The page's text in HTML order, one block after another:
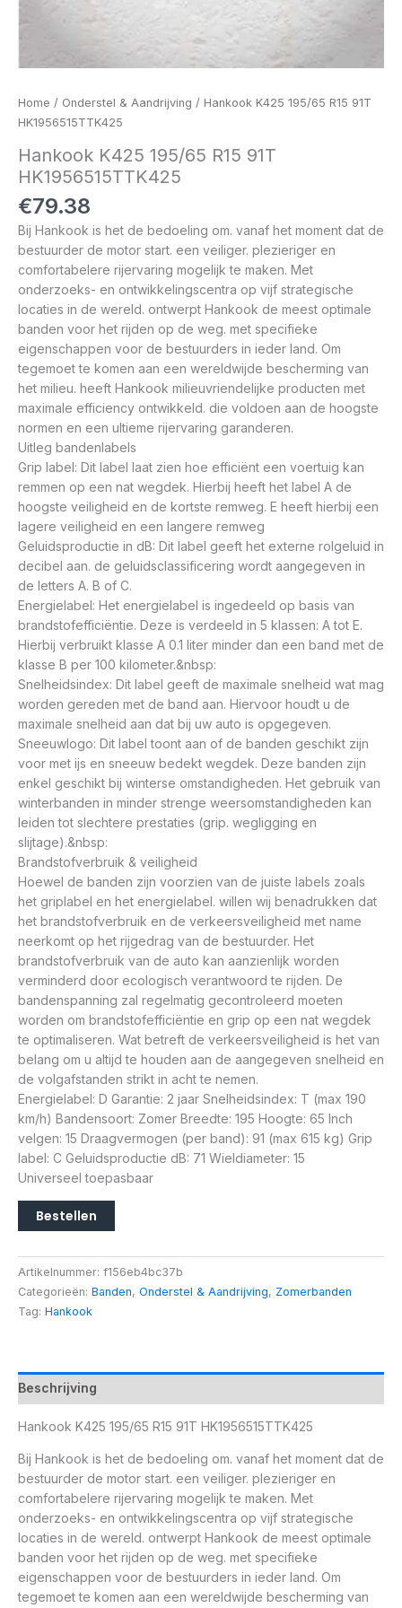
Home / Onderstel & Aandrijving / Hankook K425 195/65 R15 91T
HK1956515TTK425
Hankook K425 195/65 R15 91T
HK1956515TTK425
€79.38
Bij Hankook is het de bedoeling om. vanaf het moment dat de
bestuurder de motor start. een veiliger. plezieriger en
comfortabelere rijervaring mogelijk te maken. Met
onderzoeks- en ontwikkelingscentra op vijf strategische
locaties in de wereld. ontwerpt Hankook de meest optimale
banden voor het rijden op de weg. met specifieke
eigenschappen voor de bestuurders in ieder land. Om
tegemoet te komen aan een wereldwijde bescherming van
het milieu. heeft Hankook milieuvriendelijke producten met
maximale efficiency ontwikkeld. die voldoen aan de hoogste
normen en een ultieme rijervaring garanderen.
Uitleg bandenlabels
Grip label: Dit label laat zien hoe efficiënt een voertuig kan
remmen op een nat wegdek. Hierbij heeft het label A de
hoogste veiligheid en de kortste remweg. E heeft hierbij een
lagere veiligheid en een langere remweg
Geluidsproductie in dB: Dit label geeft het externe rolgeluid in
decibel aan. de geluidsclassificering wordt aangegeven in
de letters A. B of C.
Energielabel: Het energielabel is ingedeeld op basis van
brandstofefficiëntie. Deze is verdeeld in 5 klassen: A tot E.
Hierbij verbruikt klasse A 0.1 liter minder dan een band met de
klasse B per 100 kilometer.&nbsp:
Snelheidsindex: Dit label geeft de maximale snelheid wat mag
worden gereden met de band aan. Hiervoor houdt u de
maximale snelheid aan dat bij uw auto is opgegeven.
Sneeuwlogo: Dit label toont aan of de banden geschikt zijn
voor met ijs en sneeuw bedekt wegdek. Deze banden zijn
enkel geschikt bij winterse omstandigheden. Het gebruik van
winterbanden in minder strenge weersomstandigheden kan
leiden tot slechtere prestaties (grip. wegligging en
slijtage).&nbsp:
Brandstofverbruik & veiligheid
Hoewel de banden zijn voorzien van de juiste labels zoals
het griplabel en het energielabel. willen wij benadrukken dat
het brandstofverbruik en de verkeersveiligheid met name
neerkomt op het rijgedrag van de bestuurder. Het
brandstofverbruik van de auto kan aanzienlijk worden
verminderd door ecologisch verantwoord te rijden. De
bandenspanning zal regelmatig gecontroleerd moeten
worden om brandstofefficiëntie en grip op een nat wegdek
te optimaliseren. Wat betreft de verkeersveiligheid is het van
belang om u altijd te houden aan de aangegeven snelheid en
de volgafstanden strikt in acht te nemen.
Energielabel: D Garantie: 2 jaar Snelheidsindex: T (max 190
km/h) Bandensoort: Zomer Breedte: 195 Hoogte: 65 Inch
velgen: 15 Draagvermogen (per band): 91 (max 615 kg) Grip
label: C Geluidsproductie dB: 71 Wieldiameter: 15
Universeel toepasbaar
Bestellen
Artikelnummer: f156eb4bc37b
Categorieën: Banden, Onderstel & Aandrijving, Zomerbanden
Tag: Hankook
Beschrijving
Hankook K425 195/65 R15 91T HK1956515TTK425
Bij Hankook is het de bedoeling om. vanaf het moment dat de
bestuurder de motor start. een veiliger. plezieriger en
comfortabelere rijervaring mogelijk te maken. Met
onderzoeks- en ontwikkelingscentra op vijf strategische
locaties in de wereld. ontwerpt Hankook de meest optimale
banden voor het rijden op de weg. met specifieke
eigenschappen voor de bestuurders in ieder land. Om
tegemoet te komen aan een wereldwijde bescherming van